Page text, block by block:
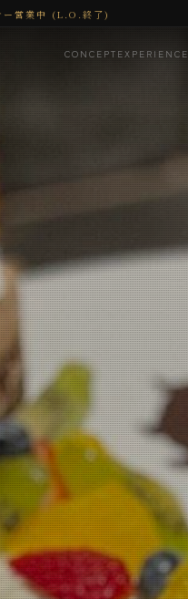
ー営業中 (L.O.終了)
CONCEPT EXPERIENCE